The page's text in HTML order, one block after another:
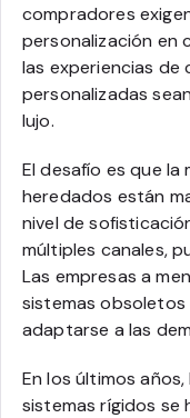
compradores
personalización en
las experiencias
personalizadas
lujo.
El desafío es que la
heredados están
nivel de
múltiples canales,
Las empresas a
sistemas
adaptarse a las
En los últimos
sistemas rígidos